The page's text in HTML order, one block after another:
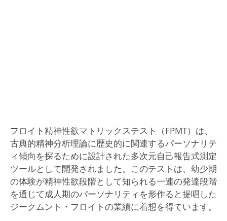
フロイト精神性欲マトリックステスト（FPMT）は、
古典的精神分析理論に歴史的に関連するパーソナリテ
ィ傾向を探るために設計された多次元自己報告式測定
ツールとして開発されました。このテストは、幼少期
の体験が精神性欲段階として知られる一連の発達段階
を通じて成人期のパーソナリティを形作ると提唱した
ジークムント・フロイトの業績に着想を得ています。